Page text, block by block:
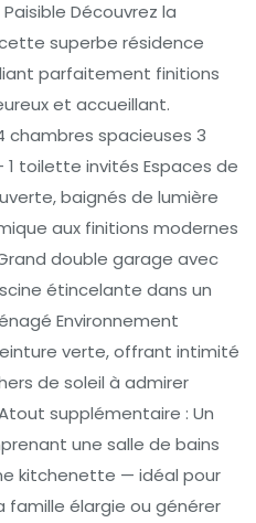
Découvrez la
superbe résidence
parfaitement finitions
et accueillant.
chambres spacieuses 3
toilette invités Espaces de
baignés de lumière
aux finitions modernes
double garage avec
étincelante dans un
Environnement
verte, offrant intimité
de soleil à admirer
supplémentaire : Un
une salle de bains
kitchenette — idéal pour
famille élargie ou générer